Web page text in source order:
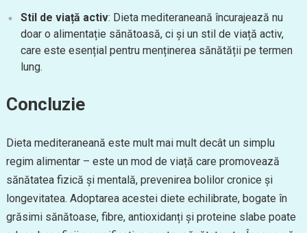
Stil de viață activ: Dieta mediteraneană încurajează nu
doar o alimentație sănătoasă, ci și un stil de viață activ,
care este esențial pentru menținerea sănătății pe termen
lung.
Concluzie
Dieta mediteraneană este mult mai mult decât un simplu
regim alimentar – este un mod de viață care promovează
sănătatea fizică și mentală, prevenirea bolilor cronice și
longevitatea. Adoptarea acestei diete echilibrate, bogate în
grăsimi sănătoase, fibre, antioxidanți și proteine slabe poate